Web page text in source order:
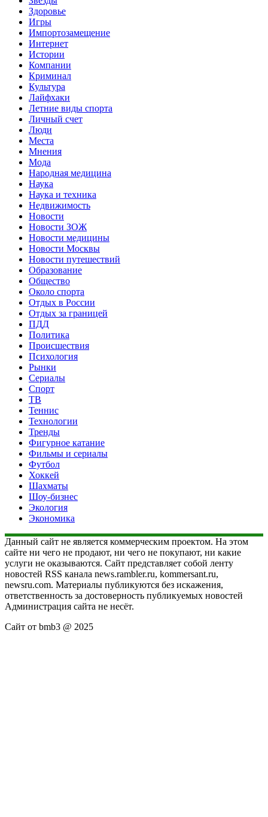
Здоровье
Игры
Импортозамещение
Интернет
Истории
Компании
Криминал
Культура
Лайфхаки
Летние виды спорта
Личный счет
Люди
Места
Мнения
Мода
Народная медицина
Наука
Наука и техника
Недвижимость
Новости
Новости ЗОЖ
Новости медицины
Новости Москвы
Новости путешествий
Образование
Общество
Около спорта
Отдых в России
Отдых за границей
ПДД
Политика
Происшествия
Психология
Рынки
Сериалы
Спорт
ТВ
Теннис
Технологии
Тренды
Фигурное катание
Фильмы и сериалы
Футбол
Хоккей
Шахматы
Шоу-бизнес
Экология
Экономика
Данный сайт не является коммерческим проектом. На этом
сайте ни чего не продают, ни чего не покупают, ни какие
услуги не оказываются. Сайт представляет собой ленту
новостей RSS канала news.rambler.ru, kommersant.ru,
newsru.com. Материалы публикуются без искажения,
ответственность за достоверность публикуемых новостей
Администрация сайта не несёт.
Сайт от bmb3 @ 2025